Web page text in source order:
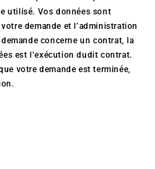
utilisé. Vos données sont
demande et l’administration
concerne un contrat, la
est l’exécution dudit contrat.
votre demande est terminée,